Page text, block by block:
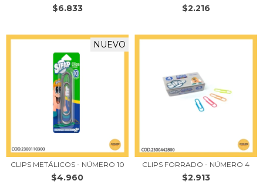
$6.833 $2.216
NUEVO
CLIPS METÁLICOS - NÚMERO 10
$4.960
CLIPS FORRADO - NÚMERO 4
$2.913